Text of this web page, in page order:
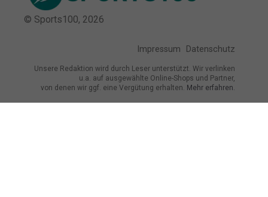
© Sports100, 2026
Impressum Datenschutz
Unsere Redaktion wird durch Leser unterstützt. Wir verlinken
u.a. auf ausgewählte Online-Shops und Partner,
von denen wir ggf. eine Vergütung erhalten. Mehr erfahren.